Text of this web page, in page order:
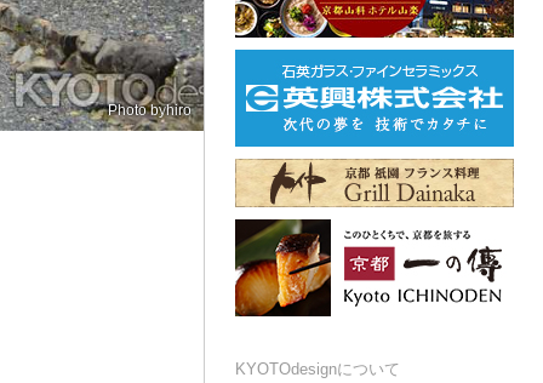
Photo byhiro
Photo byhiro
KYOTOdesignについて